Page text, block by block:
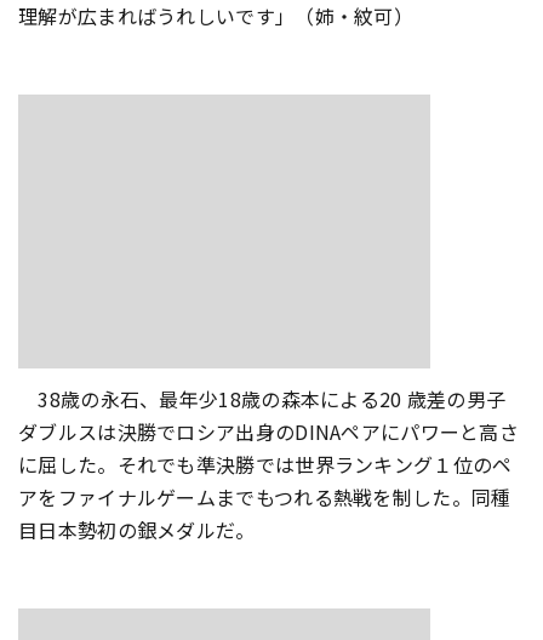
理解が広まればうれしいです」（姉・紋可）
38歳の永石、最年少18歳の森本による20 歳差の男子
ダブルスは決勝でロシア出身のDINAペアにパワーと高さ
に屈した。それでも準決勝では世界ランキング１位のペ
アをファイナルゲームまでもつれる熱戦を制した。同種
目日本勢初の銀メダルだ。